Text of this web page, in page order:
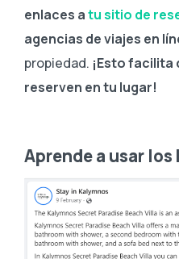
enlaces atu sitio de
agencias de viajes en
propiedad. ¡Esto facilita
reserven en tu lugar!
Aprende a usar